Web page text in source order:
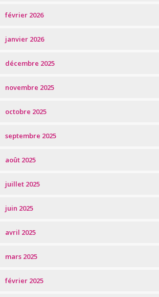
février 2026
janvier 2026
décembre 2025
novembre 2025
octobre 2025
septembre 2025
août 2025
juillet 2025
juin 2025
avril 2025
mars 2025
février 2025